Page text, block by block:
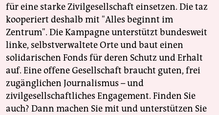
für eine starke Zivilgesellschaft einsetzen. Die taz
kooperiert deshalb mit "Alles beginnt im
Zentrum". Die Kampagne unterstützt bundesweit
linke, selbstverwaltete Orte und baut einen
solidarischen Fonds für deren Schutz und Erhalt
auf. Eine offene Gesellschaft braucht guten, frei
zugänglichen Journalismus – und
zivilgesellschaftliches Engagement. Finden Sie
auch? Dann machen Sie mit und unterstützen Sie